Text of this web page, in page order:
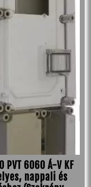
PVT 6060 Á-V KF
nappali és